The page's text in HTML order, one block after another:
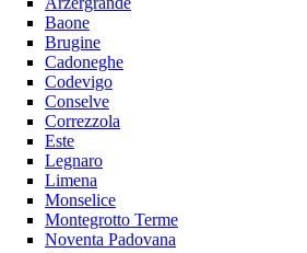
Baone
Brugine
Cadoneghe
Codevigo
Conselve
Correzzola
Este
Legnaro
Limena
Monselice
Montegrotto Terme
Noventa Padovana